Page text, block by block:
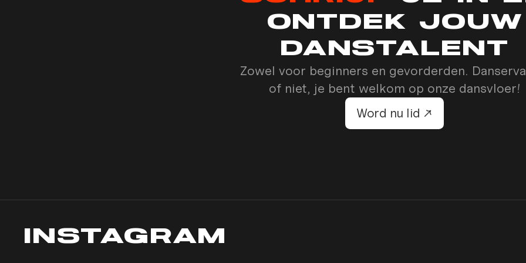
ONTDEK JOUW
DANSTALENT
Zowel voor beginners en gevorderden.
of niet, je bent welkom op onze dansvloer!
Word nu lid ↗
INSTAGRAM